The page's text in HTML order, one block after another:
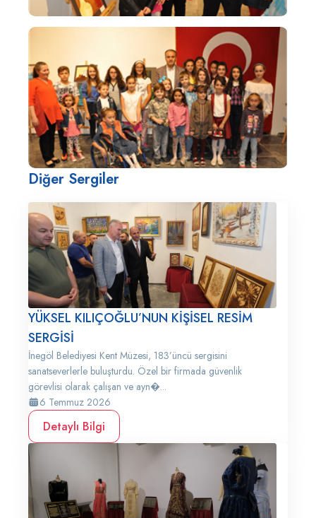
Diğer Sergiler
YÜKSEL KILIÇOĞLU’NUN KİŞİSEL RESİM
SERGİSİ
İnegöl Belediyesi Kent Müzesi, 183’üncü sergisini
sanatseverlerle buluşturdu. Özel bir firmada güvenlik
görevlisi olarak çalışan ve ayn�...
6 Temmuz 2026
Detaylı Bilgi